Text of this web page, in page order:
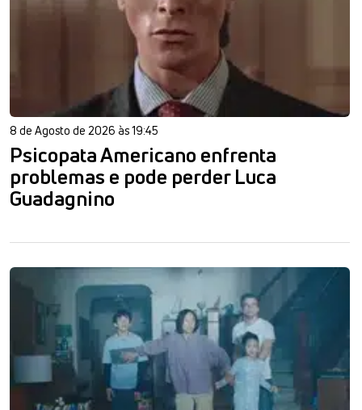
8 de Agosto de 2026 às 19:45
Psicopata Americano enfrenta
problemas e pode perder Luca
Guadagnino